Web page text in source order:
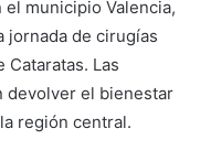
el municipio Valencia,
jornada de cirugías
Cataratas. Las
devolver el bienestar
región central.